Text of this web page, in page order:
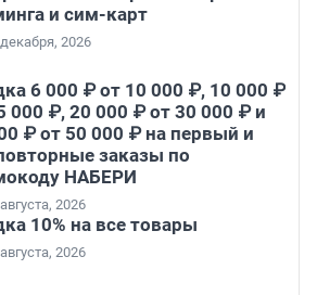
и сим-карт
2026
6 000 ₽ от 10 000 ₽, 10 000 ₽
000 ₽, 20 000 ₽ от 30 000 ₽ и
₽ от 50 000 ₽ на первый и
заказы по
НАБЕРИ
2026
10% на все товары
2026